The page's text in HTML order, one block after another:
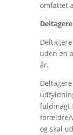
omfattet
uden en
år.
fuldmagt
forældre/
og skal